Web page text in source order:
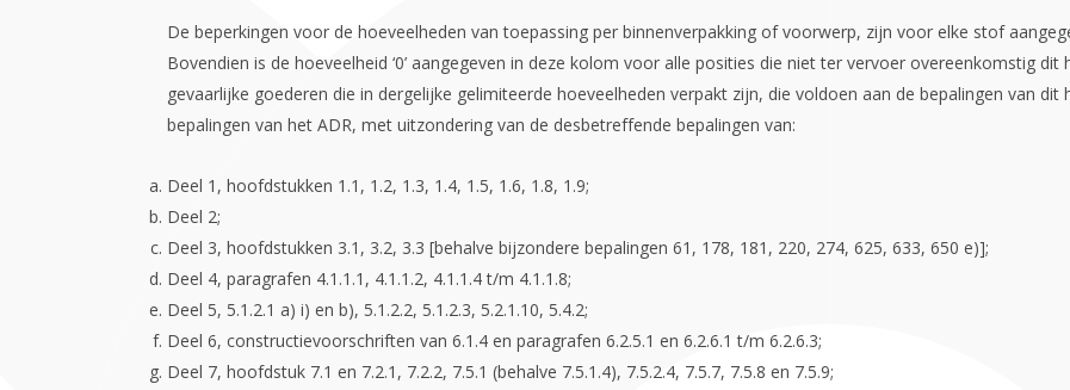
De beperkingen voor de hoeveelheden van toepassing per binnenverpakking of voorwerp, zijn voor elke stof
Bovendien is de hoeveelheid ‘0’ aangegeven in deze kolom voor alle posities die niet ter vervoer overeenkomstig
gevaarlijke goederen die in dergelijke gelimiteerde hoeveelheden verpakt zijn, die voldoen aan de bepalingen van
bepalingen van het ADR, met uitzondering van de desbetreffende bepalingen van:
Deel 1, hoofdstukken 1.1, 1.2, 1.3, 1.4, 1.5, 1.6, 1.8, 1.9;
Deel 2;
Deel 3, hoofdstukken 3.1, 3.2, 3.3 [behalve bijzondere bepalingen 61, 178, 181, 220, 274, 625, 633, 650 e)];
Deel 4, paragrafen 4.1.1.1, 4.1.1.2, 4.1.1.4 t/m 4.1.1.8;
Deel 5, 5.1.2.1 a) i) en b), 5.1.2.2, 5.1.2.3, 5.2.1.10, 5.4.2;
Deel 6, constructievoorschriften van 6.1.4 en paragrafen 6.2.5.1 en 6.2.6.1 t/m 6.2.6.3;
Deel 7, hoofdstuk 7.1 en 7.2.1, 7.2.2, 7.5.1 (behalve 7.5.1.4), 7.5.2.4, 7.5.7, 7.5.8 en 7.5.9;